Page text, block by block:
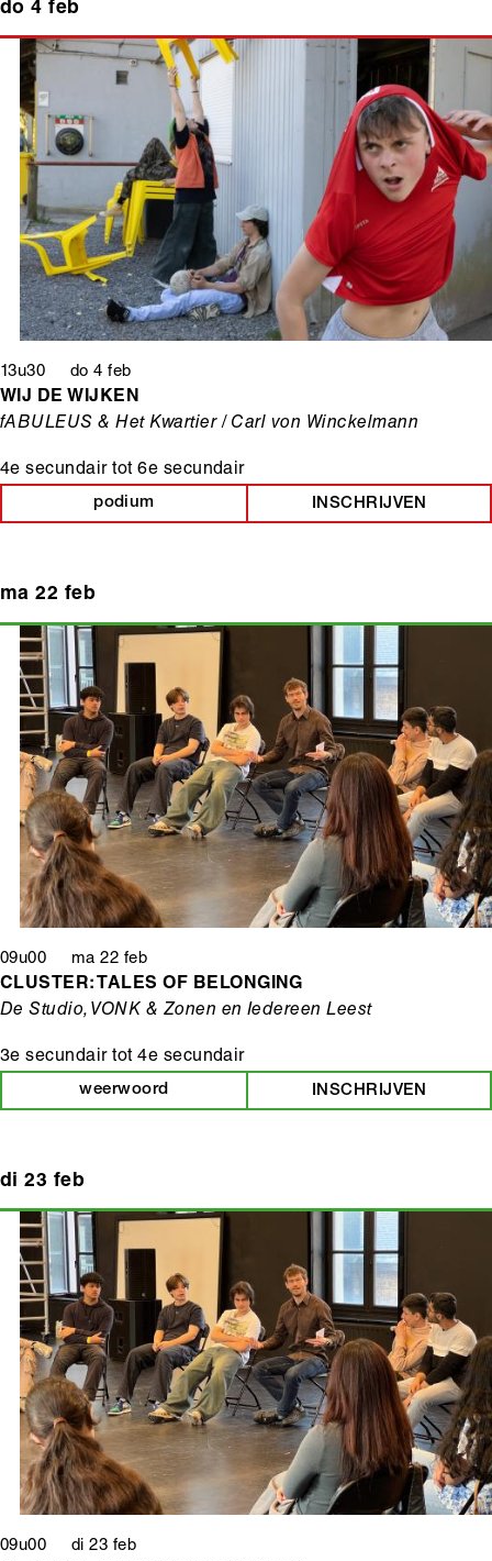
do 4 feb
13u30 do 4 feb
4e secundairtot6e secundair
WIJ DE WIJKEN
fABULEUS & Het Kwartier / Carl von Winckelmann
podium INSCHRIJVEN
ma 22 feb
09u00 ma 22 feb
3e secundairtot4e secundair
CLUSTER: TALES OF BELONGING
De Studio, VONK & Zonen en Iedereen Leest
weerwoord INSCHRIJVEN
di 23 feb
09u00 di 23 feb